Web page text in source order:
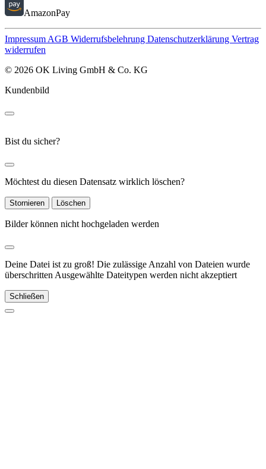
AmazonPay
ImpressumAGB Widerrufsbelehrung Datenschutzerklärung Vertrag
widerrufen
© 2026 OK Living GmbH & Co. KG
Kundenbild
Bist du sicher?
Möchtest du diesen Datensatz wirklich löschen?
Stornieren Löschen
Bilder können nicht hochgeladen werden
Deine Datei ist zu groß! Die zulässige Anzahl von Dateien wurde
überschrittenAusgewählte Dateitypen werden nicht akzeptiert
Schließen